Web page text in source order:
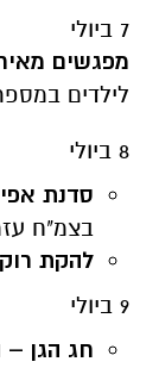
7 ביולי
מפגשים
לילדים
8 ביולי
סדנת
בצמ"ח
להקת
9 ביולי
חג הגן –